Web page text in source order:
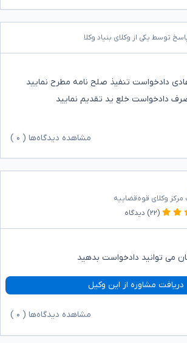
توسط یکی از وکلای بنیاد وکلا
دادخواست تنفیذ صلح نامه مطرح نمایید
دادخواست خلع ید تقدیم نمایید
مشاهده دیدگاه‌ها ( ۰
مرکز وکلای قوه‌قضاییه
(۲۲) دیدگاه
می توانید دادخواست بدهید
دریافت مشاوره از این وکیل
مشاهده دیدگاه‌ها ( ۰